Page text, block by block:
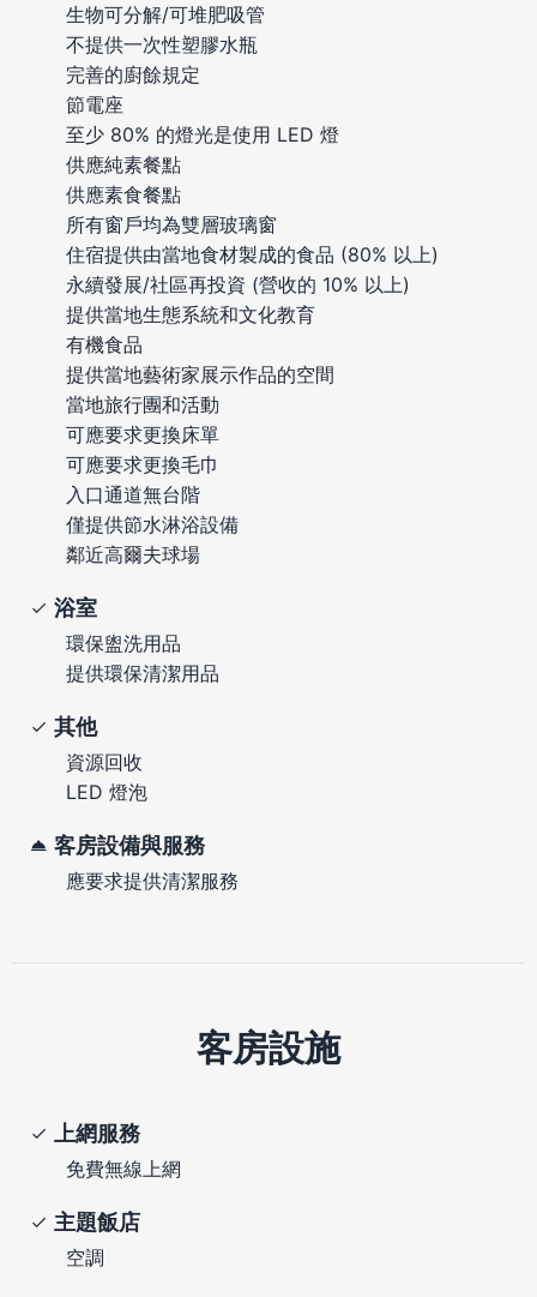
生物可分解/可堆肥吸管
不提供一次性塑膠水瓶
完善的廚餘規定
節電座
至少 80% 的燈光是使用 LED 燈
供應純素餐點
供應素食餐點
所有窗戶均為雙層玻璃窗
住宿提供由當地食材製成的食品 (80% 以上)
永續發展/社區再投資 (營收的 10% 以上)
提供當地生態系統和文化教育
有機食品
提供當地藝術家展示作品的空間
當地旅行團和活動
可應要求更換床單
可應要求更換毛巾
入口通道無台階
僅提供節水淋浴設備
鄰近高爾夫球場
浴室
環保盥洗用品
提供環保清潔用品
其他
資源回收
LED 燈泡
客房設備與服務
應要求提供清潔服務
客房設施
上網服務
免費無線上網
主題飯店
空調